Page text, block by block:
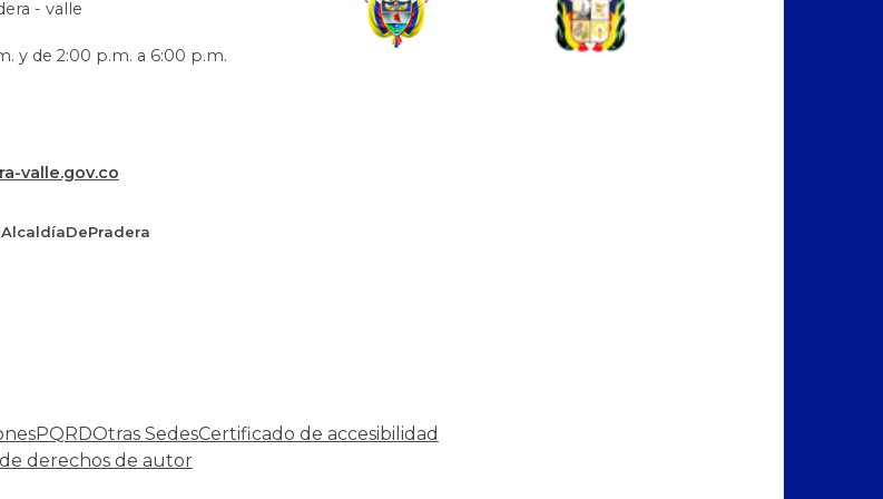
- valle
y de 2:00 p.m. a 6:00 p.m.
valle.gov.co
PQRDOtras SedesCertificado de accesibilidad
derechos de autor